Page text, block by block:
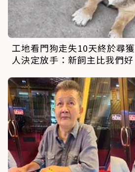
工地看門狗走失10天終於尋
人決定放手：新飼主比我們好